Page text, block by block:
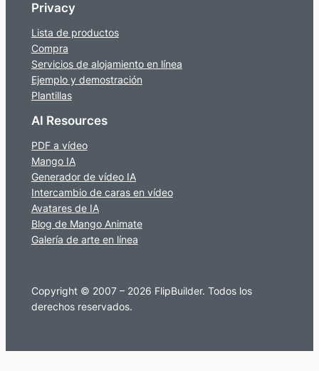
Privacy
Lista de productos
Compra
Servicios de alojamiento en línea
Ejemplo y demostración
Plantillas
AI Resources
PDF a vídeo
Mango IA
Generador de vídeo IA
Intercambio de caras en vídeo
Avatares de IA
Blog de Mango Animate
Galería de arte en línea
Copyright © 2007 – 2026 FlipBuilder. Todos los
derechos reservados.